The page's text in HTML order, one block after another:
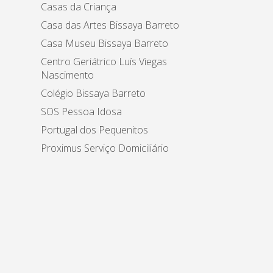
Casas da Criança
Casa das Artes Bissaya Barreto
Casa Museu Bissaya Barreto
Centro Geriátrico Luís Viegas
Nascimento
Colégio Bissaya Barreto
SOS Pessoa Idosa
Portugal dos Pequenitos
Proximus Serviço Domiciliário